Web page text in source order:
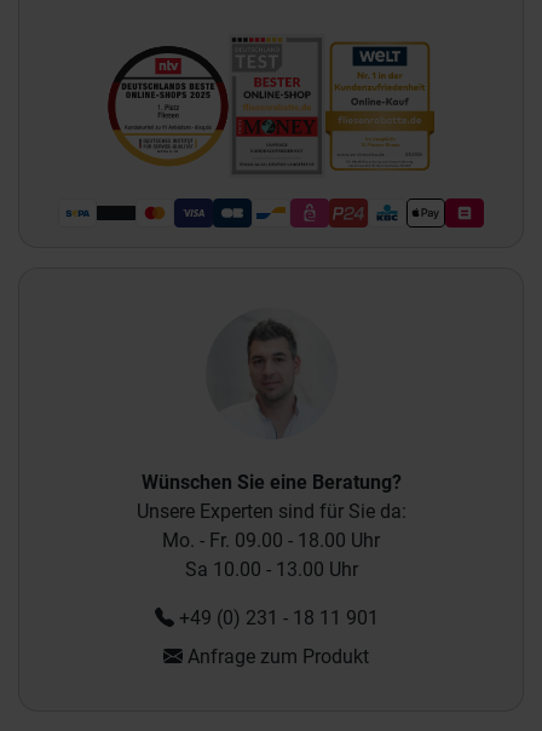
Wünschen Sie eine Beratung?
Unsere Experten sind für Sie da:
Mo. - Fr. 09.00 - 18.00 Uhr
Sa 10.00 - 13.00 Uhr
+49 (0) 231 - 18 11 901
Anfrage zum Produkt